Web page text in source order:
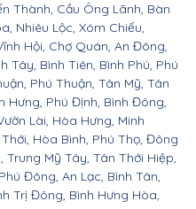
Thành, Cầu Ông Lãnh, Bàn
Nhiêu Lộc, Xóm Chiếu,
Hội, Chợ Quán, An Đông,
Tây, Bình Tiên, Bình Phú, Phú
Phú Thuận, Tân Mỹ, Tân
Hưng, Phú Định, Bình Đông,
Lài, Hòa Hưng, Minh
Hòa Bình, Phú Thọ, Đông
Trung Mỹ Tây, Tân Thới Hiệp,
Đông, An Lạc, Bình Tân,
Trị Đông, Bình Hưng Hòa,